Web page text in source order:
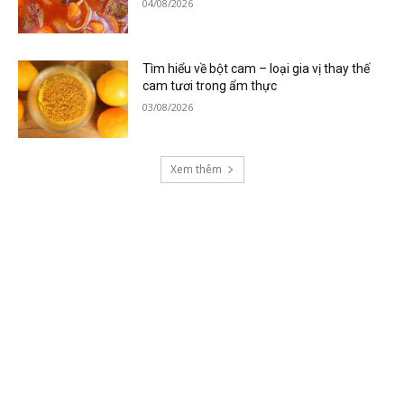
04/08/2026
Tìm hiểu về bột cam – loại gia vị thay thế
cam tươi trong ẩm thực
03/08/2026
Xem thêm